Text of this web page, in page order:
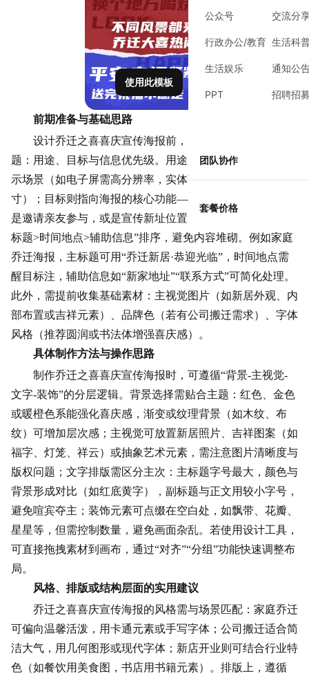
公众号
行政办公/教育
生活娱乐
PPT
交流分
生活科
通知公
招聘招
团队协作
套餐价格
使用此模板
前期准备与基础思路
设计乔迁之喜喜庆宣传海报前，需先明确三个核心问
题：用途、目标与信息优先级。用途决定了海报的尺寸与展
示场景（如电子屏需高分辨率，实体张贴需考虑打印尺
寸）；目标则指向海报的核心功能——是单纯传递喜讯，还
是邀请亲友参与，或是宣传新址位置？信息优先级需按“主
标题>时间地点>辅助信息”排序，避免内容堆砌。例如家庭
乔迁海报，主标题可用“乔迁新居·恭迎光临”，时间地点需
醒目标注，辅助信息如“新家地址”“联系方式”可简化处理。
此外，需提前收集基础素材：主视觉图片（如新居外观、内
部布置或吉祥元素）、品牌色（若有公司搬迁需求）、字体
风格（推荐圆润或书法体增强喜庆感）。
具体制作方法与操作思路
制作乔迁之喜喜庆宣传海报时，可遵循“背景-主视觉-
文字-装饰”的分层逻辑。背景选择需贴合主题：红色、金色
或暖橙色系能强化喜庆感，渐变或纹理背景（如木纹、布
纹）可增加层次感；主视觉可放置新居照片、吉祥图案（如
福字、灯笼、祥云）或抽象艺术元素，需注意图片清晰度与
版权问题；文字排版需区分主次：主标题字号最大，颜色与
背景形成对比（如红底黄字），副标题与正文用较小字号，
避免喧宾夺主；装饰元素可点缀在空白处，如飘带、花瓣、
星星等，但需控制数量，避免画面杂乱。若使用设计工具，
可直接拖拽素材到画布，通过“对齐”“分组”功能快速调整布
局。
风格、排版或结构层面的实用建议
乔迁之喜喜庆宣传海报的风格需与场景匹配：家庭乔迁
可偏向温馨活泼，用卡通元素或手写字体；公司搬迁适合简
洁大气，用几何图形或现代字体；新店开业则可结合行业特
色（如餐饮用美食图，书店用书籍元素）。排版上，遵循